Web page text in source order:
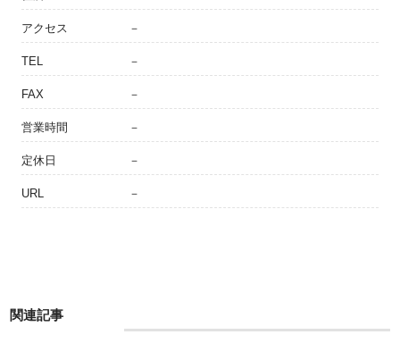
アクセス －
TEL －
FAX －
営業時間 －
定休日 －
URL －
関連記事